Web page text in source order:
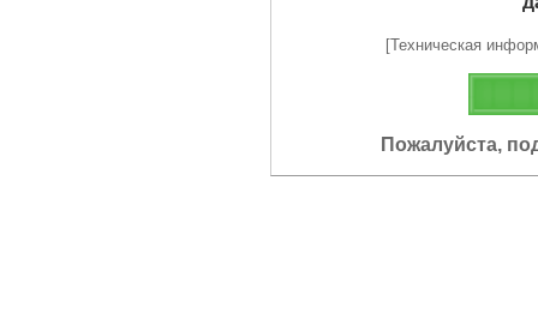
[Техническая
Пожалуйста,